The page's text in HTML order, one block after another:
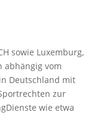
sowie Luxemburg,
abhängig vom
Deutschland mit
zur
wie etwa